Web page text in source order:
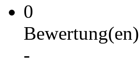
0
Bewertung(en)
-